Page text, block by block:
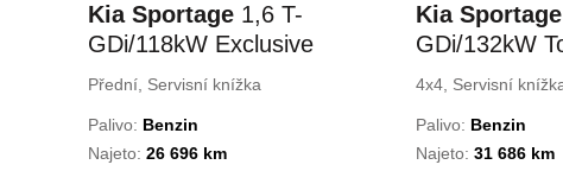
Kia Sportage 1,6 T-
GDi/118kW Exclusive
DCT
Přední, Servisní knížka
Palivo: Benzin
Najeto: 26 696 km
Kia Sportage
GDi/132kW
DCT
4x4, Servisní
Palivo: Benzin
Najeto: 31 686 km